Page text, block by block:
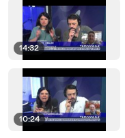
14:32
10:24